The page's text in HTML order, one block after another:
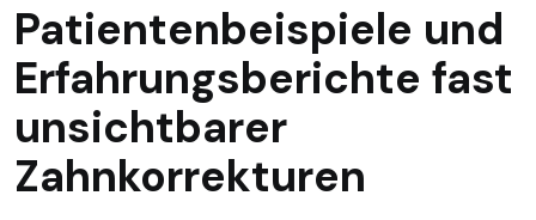
Patientenbeispiele und
Erfahrungsberichte fast
unsichtbarer
Zahnkorrekturen